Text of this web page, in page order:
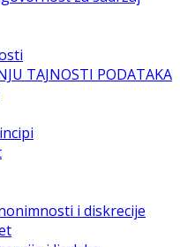
TAJNOSTI PODATAKA
i diskrecije